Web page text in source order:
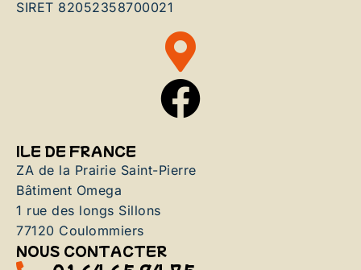
SIRET 82052358700021
ILE DE FRANCE
ZA de la Prairie Saint-Pierre
Bâtiment Omega
1 rue des longs Sillons
77120 Coulommiers
NOUS CONTACTER